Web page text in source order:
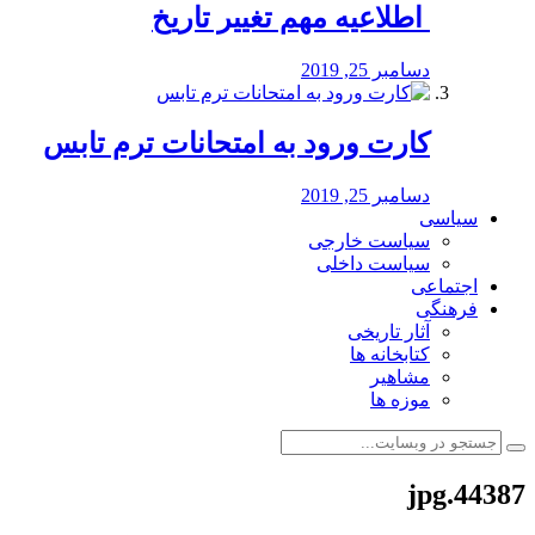
️ اطلاعیه مهم تغییر تاریخ
دسامبر 25, 2019
کارت ورود به امتحانات ترم تابس
دسامبر 25, 2019
سیاسی
سیاست خارجی
سیاست داخلی
اجتماعی
فرهنگی
آثار تاریخی
کتابخانه ها
مشاهیر
موزه ها
44387.jpg